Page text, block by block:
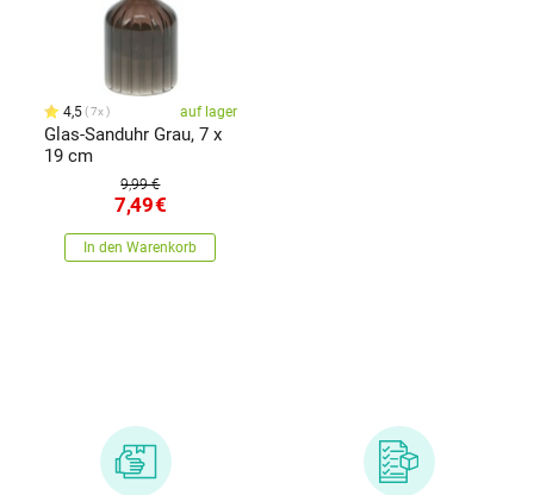
4,5 7x auf lager
Glas-Sanduhr Grau, 7 x
19 cm
9,99 €
7,49€
In den Warenkorb